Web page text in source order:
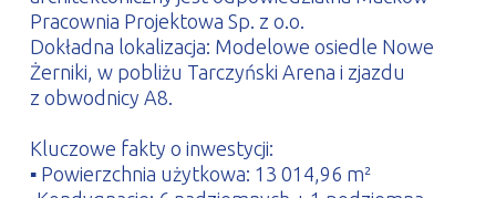
Pracownia Projektowa Sp. z o.o.
Dokładna lokalizacja: Modelowe osiedle Nowe
Żerniki, w pobliżu Tarczyński Arena i zjazdu
z obwodnicy A8.
Kluczowe fakty o inwestycji:
▪ Powierzchnia użytkowa: 13 014,96 m²